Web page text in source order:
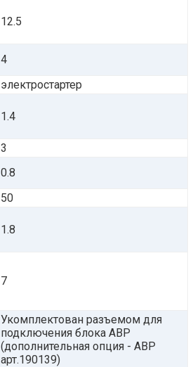
12.5
4
электростартер
1.4
3
0.8
50
1.8
7
Укомплектован разъемом для
подключения блока АВР
(дополнительная опция - АВР
арт.190139)